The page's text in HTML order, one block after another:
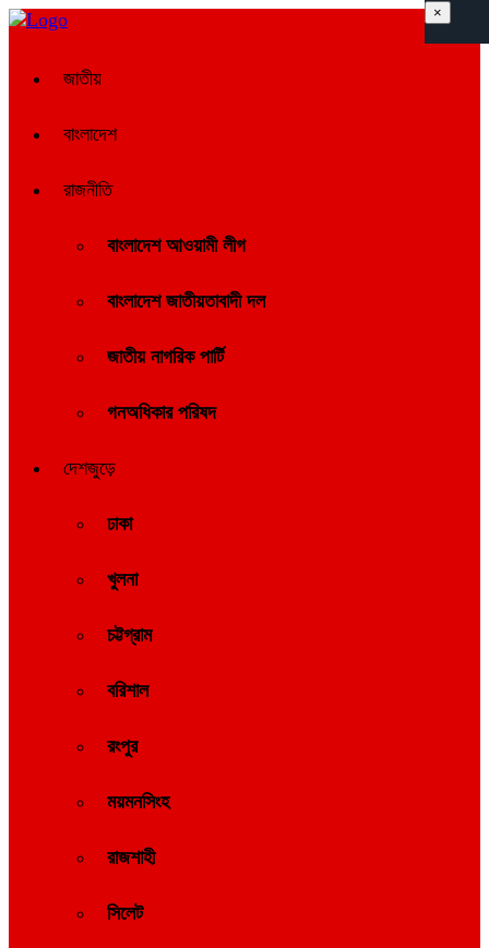
জাতীয়
বাংলাদেশ
রাজনীতি
বাংলাদেশ আওয়ামী লীগ
বাংলাদেশ জাতীয়তাবাদী দল
জাতীয় নাগরিক পার্টি
গনঅধিকার পরিষদ
দেশজুড়ে
ঢাকা
খুলনা
চট্টগ্রাম
বরিশাল
রংপুর
ময়মনসিংহ
রাজশাহী
সিলেট
×